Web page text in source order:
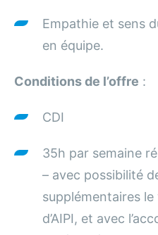
Empathie et sens
en équipe.
Conditions de l’offre :
CDI
35h par semaine
– avec possibilité
supplémentaires
d’AIPI, et avec